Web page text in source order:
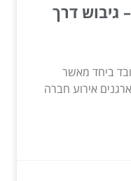
גיבוש דרך
ביחד מאשר
אירוע חברה